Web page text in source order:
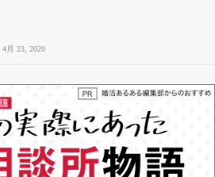
4月 23, 2020